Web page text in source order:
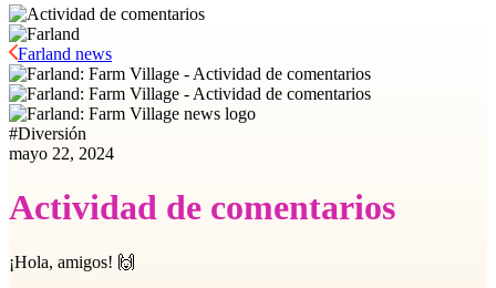
Farland news
#Diversión
mayo 22, 2024
Actividad de comentarios
¡Hola, amigos! 🙌